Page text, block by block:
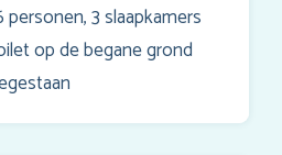
3 slaapkamers
op de begane grond